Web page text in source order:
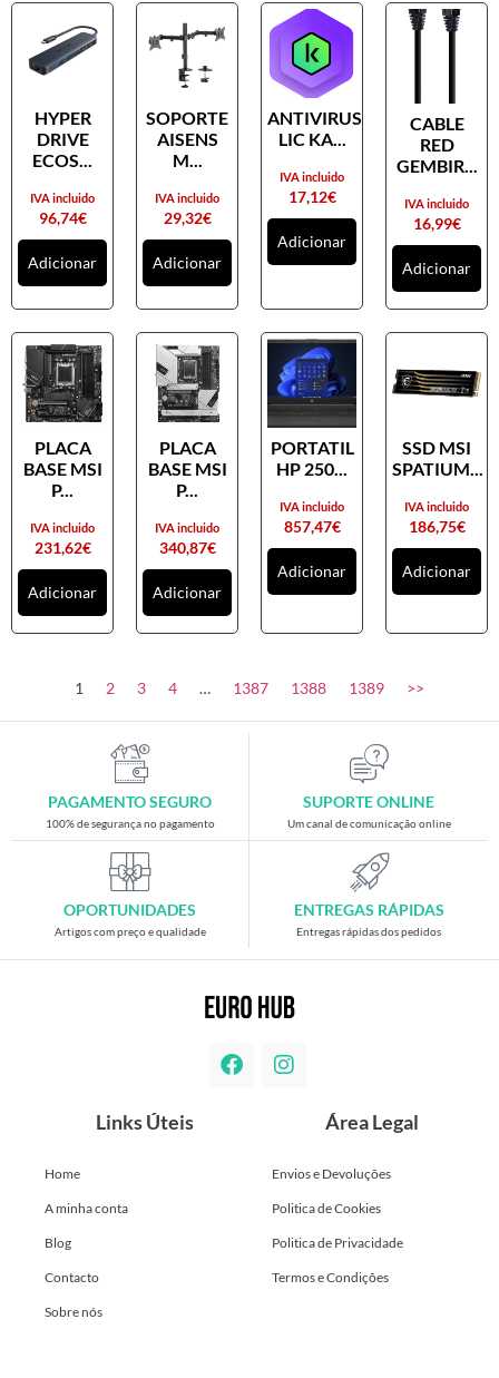
HYPER
DRIVE
ECOS...
96,74€
IVA incluido
Adicionar
SOPORTE
AISENS
M...
29,32€
IVA incluido
Adicionar
ANTIVIRUS
LIC KA...
17,12€
IVA incluido
Adicionar
CABLE
RED
GEMBIR...
16,99€
IVA incluido
Adicionar
PLACA
BASE MSI
P...
231,62€
IVA incluido
Adicionar
PLACA
BASE MSI
P...
340,87€
IVA incluido
Adicionar
PORTATIL
HP 250...
857,47€
IVA incluido
Adicionar
SSD MSI
SPATIUM...
186,75€
IVA incluido
Adicionar
1 2 3 4 … 1387 1388 1389 >>
PAGAMENTO SEGURO
100% de segurança no pagamento
SUPORTE ONLINE
Um canal de comunicação online
OPORTUNIDADES
Artigos com preço e qualidade
ENTREGAS RÁPIDAS
Entregas rápidas dos pedidos
Links Úteis
Home
A minha conta
Blog
Contacto
Sobre nós
Área Legal
Envios e Devoluções
Politica de Cookies
Politica de Privacidade
Termos e Condições